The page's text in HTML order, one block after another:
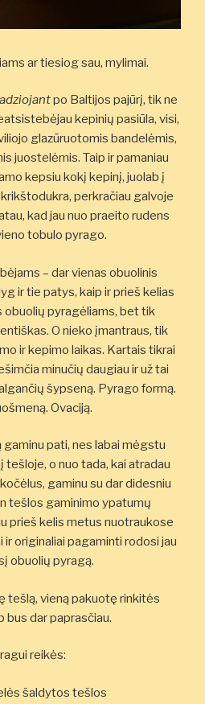
ar tiesiog sau, mylimai.
po Baltijos pajūrį, tik ne
kepinių pasiūla, visi,
glazūruotomis bandelėmis,
juostelėmis. Taip ir pamaniau
kepsiu kokį kepinį, juolab į
perkračiau galvoje
kad jau nuo praeito rudens
tobulo pyrago.
– dar vienas obuolinis
ir tie patys, kaip ir prieš kelias
obuolių pyragėliams, bet tik
O nieko įmantraus, tik
ir kepimo laikas. Kartais tikrai
minučių daugiau ir už tai
šypseną. Pyrago formą.
Ovaciją.
pati, nes labai mėgstu
o nuo tada, kai atradau
gaminu su dar didesniu
tešlos gaminimo ypatumų
prieš kelis metus nuotraukose
originaliai pagaminti rodosi jau
obuolių pyragą.
tešlą, vieną pakuotę rinkitės
bus dar paprasčiau.
reikės:
šaldytos tešlos